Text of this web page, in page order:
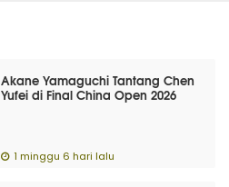
Akane Yamaguchi Tantang Chen
Yufei di Final China Open 2026
1 minggu 6 hari lalu